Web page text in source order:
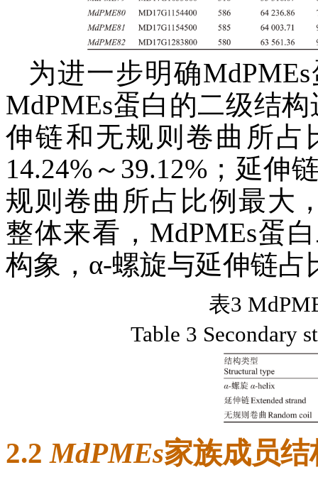
为进一步明确
MdPMEs蛋白的二级结
伸链和无规则卷曲所占
14.24%～39.12%；延伸
规则卷曲所占比例最大
整体来看，MdPMEs蛋
构象，α-螺旋与延伸链占
表3
Table 3 Secondary
2.2MdPMEs家族成员结